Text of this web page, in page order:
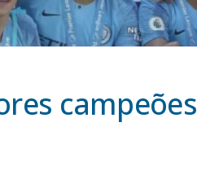
campeões